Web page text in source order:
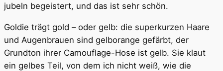
jubeln begeistert, und das ist sehr schön.
Goldie trägt gold – oder gelb: die superkurzen Haare
und Augenbrauen sind gelborange gefärbt, der
Grundton ihrer Camouflage-Hose ist gelb. Sie klaut
ein gelbes Teil, von dem ich nicht weiß, wie die